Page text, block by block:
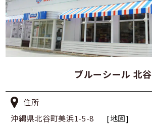
ブルーシール 北谷
住所
沖縄県北谷町美浜1-5-8
[地図]